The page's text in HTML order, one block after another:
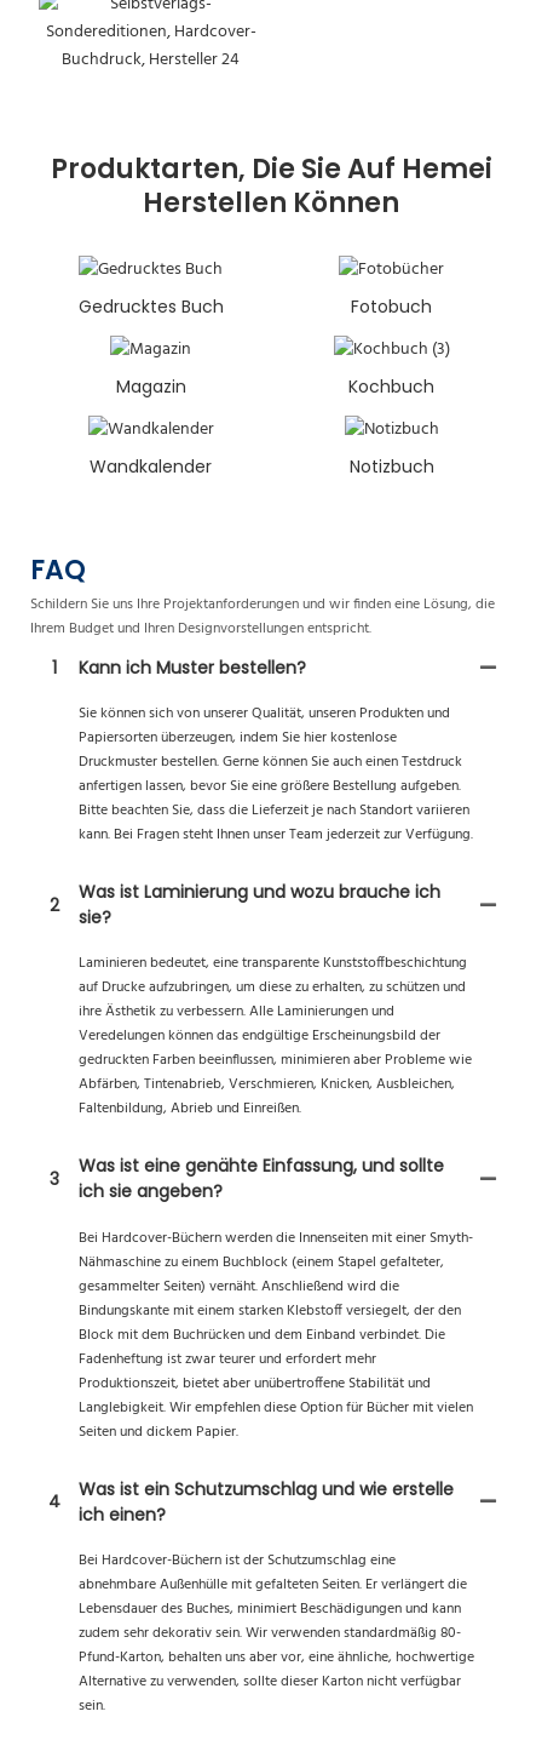
Produktarten, Die Sie Auf Hemei
Herstellen Können
Gedrucktes Buch Fotobuch
Magazin Kochbuch
Wandkalender Notizbuch
FAQ
Schildern Sie uns Ihre Projektanforderungen und wir finden eine Lösung, die
Ihrem Budget und Ihren Designvorstellungen entspricht.
1
Kann ich Muster bestellen?
Sie können sich von unserer Qualität, unseren Produkten und
Papiersorten überzeugen, indem Sie hier kostenlose
Druckmuster bestellen. Gerne können Sie auch einen Testdruck
anfertigen lassen, bevor Sie eine größere Bestellung aufgeben.
Bitte beachten Sie, dass die Lieferzeit je nach Standort variieren
kann. Bei Fragen steht Ihnen unser Team jederzeit zur Verfügung.
2
Was ist Laminierung und wozu brauche ich
sie?
Laminieren bedeutet, eine transparente Kunststoffbeschichtung
auf Drucke aufzubringen, um diese zu erhalten, zu schützen und
ihre Ästhetik zu verbessern. Alle Laminierungen und
Veredelungen können das endgültige Erscheinungsbild der
gedruckten Farben beeinflussen, minimieren aber Probleme wie
Abfärben, Tintenabrieb, Verschmieren, Knicken, Ausbleichen,
Faltenbildung, Abrieb und Einreißen.
3
Was ist eine genähte Einfassung, und sollte
ich sie angeben?
Bei Hardcover-Büchern werden die Innenseiten mit einer Smyth-
Nähmaschine zu einem Buchblock (einem Stapel gefalteter,
gesammelter Seiten) vernäht. Anschließend wird die
Bindungskante mit einem starken Klebstoff versiegelt, der den
Block mit dem Buchrücken und dem Einband verbindet. Die
Fadenheftung ist zwar teurer und erfordert mehr
Produktionszeit, bietet aber unübertroffene Stabilität und
Langlebigkeit. Wir empfehlen diese Option für Bücher mit vielen
Seiten und dickem Papier.
4
Was ist ein Schutzumschlag und wie erstelle
ich einen?
Bei Hardcover-Büchern ist der Schutzumschlag eine
abnehmbare Außenhülle mit gefalteten Seiten. Er verlängert die
Lebensdauer des Buches, minimiert Beschädigungen und kann
zudem sehr dekorativ sein. Wir verwenden standardmäßig 80-
Pfund-Karton, behalten uns aber vor, eine ähnliche, hochwertige
Alternative zu verwenden, sollte dieser Karton nicht verfügbar
sein.